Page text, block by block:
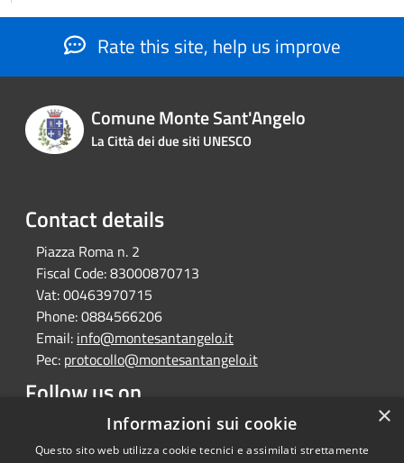
Rate this site, help us improve
Comune Monte Sant'Angelo
La Città dei due siti UNESCO
Contact details
Piazza Roma n. 2
Fiscal Code:83000870713
Vat:00463970715
Phone:0884566206
Email: info@montesantangelo.it
Pec: protocollo@montesantangelo.it
Follow us on
FacebookYoutubeInstagramTelegramWhatsapp ×
Informazioni sui cookie
Questo sito web utilizza cookie tecnici e assimilati strettamente